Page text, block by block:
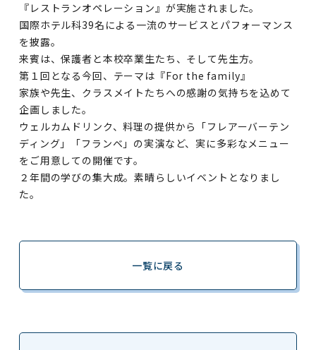
『レストランオペレーション』が実施されました。
国際ホテル科39名による一流のサービスとパフォーマンス
を披露。
来賓は、保護者と本校卒業生たち、そして先生方。
第１回となる今回、テーマは『For the family』
家族や先生、クラスメイトたちへの感謝の気持ちを込めて
企画しました。
ウェルカムドリンク、料理の提供から「フレアーバーテン
ディング」「フランベ」の実演など、実に多彩なメニュー
をご用意しての開催です。
２年間の学びの集大成。素晴らしいイベントとなりまし
た。
一覧に戻る